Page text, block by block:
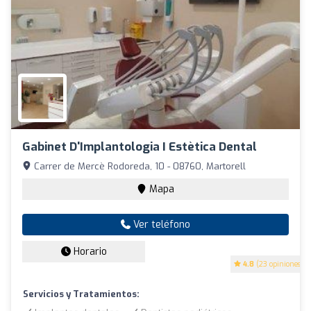
Gabinet D'Implantologia I Estètica Dental
4.8 (23 opiniones)
Carrer de Mercè Rodoreda, 10 - 08760, Martorell
Mapa
Ver teléfono
Horario
Servicios y Tratamientos: